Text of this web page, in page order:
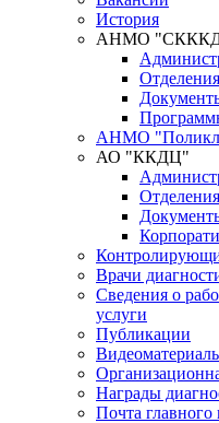
История
АНМО
Отделения
АНМО
АО "ККДЦ"
Отделения
Врачи
Сведения о
услуги
Публикации
Награды
Почта главного